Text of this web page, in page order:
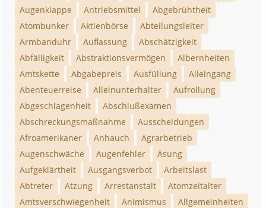
Augenklappe
Antriebsmittel
Abgebrühtheit
Atombunker
Aktienbörse
Abteilungsleiter
Armbanduhr
Auflassung
Abschätzigkeit
Abfälligkeit
Abstraktionsvermögen
Albernheiten
Amtskette
Abgabepreis Ausfüllung
Alleingang
Abenteuerreise
Alleinunterhalter
Aufrollung
Abgeschlagenheit
Abschlußexamen
Abschreckungsmaßnahme
Ausscheidungen
Afroamerikaner
Anhauch
Agrarbetrieb
Augenschwäche
Augenfehler
Äsung
Aufgeklärtheit
Ausgangsverbot
Arbeitslast
Abtreter
Atzung Arrestanstalt
Atomzeitalter
Amtsverschwiegenheit
Animismus
Allgemeinheiten